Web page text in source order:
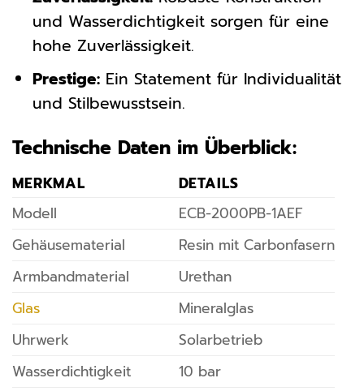
und Wasserdichtigkeit sorgen für eine
hohe Zuverlässigkeit.
Prestige:Ein Statement für Individualität
und Stilbewusstsein.
Technische Daten im Überblick:
MERKMAL
DETAILS
Modell
ECB-2000PB-1AEF
Gehäusematerial
Resin mit Carbonfasern
Armbandmaterial
Urethan
Glas
Mineralglas
Uhrwerk
Solarbetrieb
Wasserdichtigkeit
10 bar